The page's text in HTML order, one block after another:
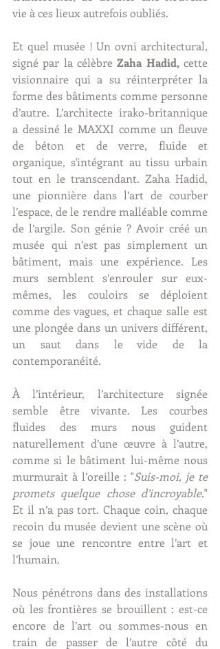
vie à ces lieux autrefois oubliés.
Et quel musée ! Un ovni architectural,
signé par la célèbre Zaha Hadid, cette
visionnaire qui a su réinterpréter la
forme des bâtiments comme personne
d’autre. L’architecte irako-britannique
a dessiné le MAXXI comme un fleuve
de béton et de verre, fluide et
organique, s'intégrant au tissu urbain
tout en le transcendant. Zaha Hadid,
une pionnière dans l’art de courber
l’espace, de le rendre malléable comme
de l’argile. Son génie ? Avoir créé un
musée qui n’est pas simplement un
bâtiment, mais une expérience. Les
murs semblent s’enrouler sur eux-
mêmes, les couloirs se déploient
comme des vagues, et chaque salle est
une plongée dans un univers différent,
un saut dans le vide de la
contemporanéité.
À l’intérieur, l’architecture signée
semble être vivante. Les courbes
fluides des murs nous guident
naturellement d’une œuvre à l’autre,
comme si le bâtiment lui-même nous
murmurait à l’oreille : "Suis-moi, je te
promets quelque chose d’incroyable."
Et il n’a pas tort. Chaque coin, chaque
recoin du musée devient une scène où
se joue une rencontre entre l’art et
l’humain.
Nous pénétrons dans des installations
où les frontières se brouillent : est-ce
encore de l’art ou sommes-nous en
train de passer de l’autre côté du